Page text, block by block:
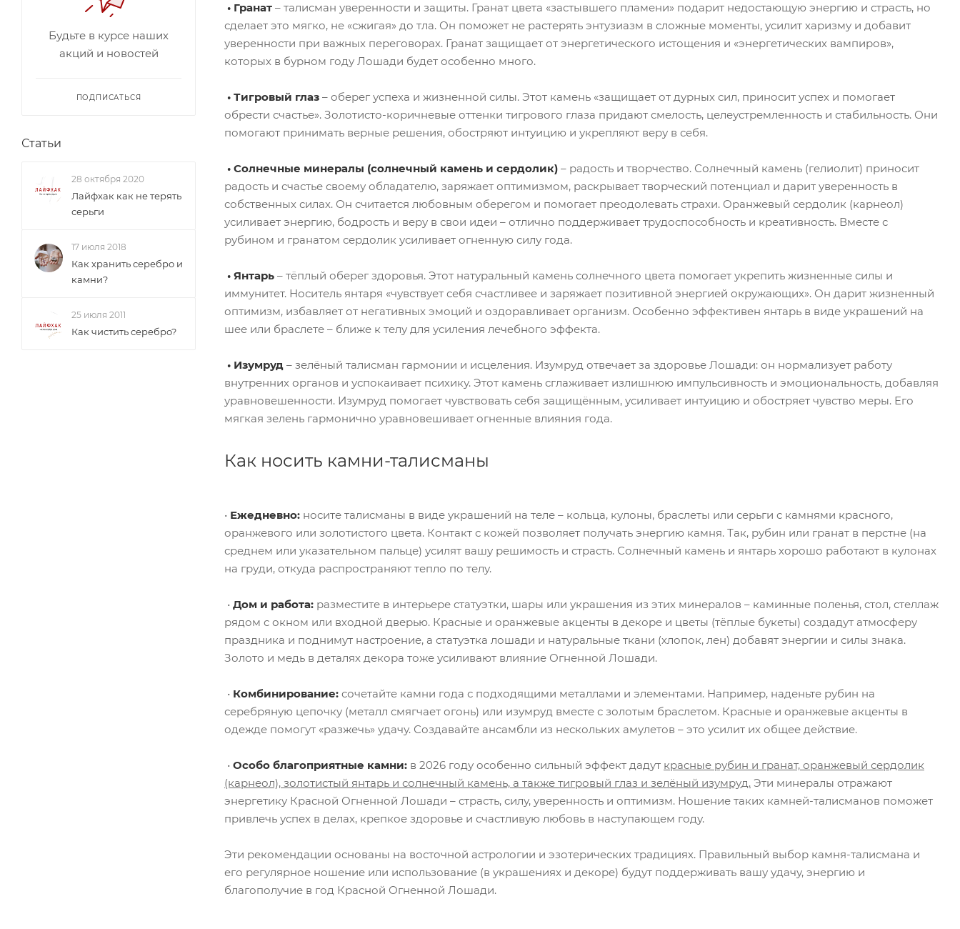
• Гранат – талисман уверенности и защиты. Гранат цвета «застывшего пламени» подарит недостающую энергию и страсть, но
сделает это мягко, не «сжигая» до тла. Он поможет не растерять энтузиазм в сложные моменты, усилит харизму и добавит
уверенности при важных переговорах. Гранат защищает от энергетического истощения и «энергетических вампиров»,
которых в бурном году Лошади будет особенно много.
• Тигровый глаз – оберег успеха и жизненной силы. Этот камень «защищает от дурных сил, приносит успех и помогает
обрести счастье». Золотисто-коричневые оттенки тигрового глаза придают смелость, целеустремленность и стабильность. Они
помогают принимать верные решения, обостряют интуицию и укрепляют веру в себя.
• Солнечные минералы (солнечный камень и сердолик) – радость и творчество. Солнечный камень (гелиолит) приносит
радость и счастье своему обладателю, заряжает оптимизмом, раскрывает творческий потенциал и дарит уверенность в
собственных силах. Он считается любовным оберегом и помогает преодолевать страхи. Оранжевый сердолик (карнеол)
усиливает энергию, бодрость и веру в свои идеи – отлично поддерживает трудоспособность и креативность. Вместе с
рубином и гранатом сердолик усиливает огненную силу года.
• Янтарь – тёплый оберег здоровья. Этот натуральный камень солнечного цвета помогает укрепить жизненные силы и
иммунитет. Носитель янтаря «чувствует себя счастливее и заряжает позитивной энергией окружающих». Он дарит жизненный
оптимизм, избавляет от негативных эмоций и оздоравливает организм. Особенно эффективен янтарь в виде украшений на
шее или браслете – ближе к телу для усиления лечебного эффекта.
• Изумруд – зелёный талисман гармонии и исцеления. Изумруд отвечает за здоровье Лошади: он нормализует работу
внутренних органов и успокаивает психику. Этот камень сглаживает излишнюю импульсивность и эмоциональность, добавляя
уравновешенности. Изумруд помогает чувствовать себя защищённым, усиливает интуицию и обостряет чувство меры. Его
мягкая зелень гармонично уравновешивает огненные влияния года.
Как носить камни-талисманы
• Ежедневно: носите талисманы в виде украшений на теле – кольца, кулоны, браслеты или серьги с камнями красного,
оранжевого или золотистого цвета. Контакт с кожей позволяет получать энергию камня. Так, рубин или гранат в перстне (на
среднем или указательном пальце) усилят вашу решимость и страсть. Солнечный камень и янтарь хорошо работают в кулонах
на груди, откуда распространяют тепло по телу.
• Дом и работа: разместите в интерьере статуэтки, шары или украшения из этих минералов – каминные поленья, стол, стеллаж
рядом с окном или входной дверью. Красные и оранжевые акценты в декоре и цветы (тёплые букеты) создадут атмосферу
праздника и поднимут настроение, а статуэтка лошади и натуральные ткани (хлопок, лен) добавят энергии и силы знака.
Золото и медь в деталях декора тоже усиливают влияние Огненной Лошади.
• Комбинирование: сочетайте камни года с подходящими металлами и элементами. Например, наденьте рубин на
серебряную цепочку (металл смягчает огонь) или изумруд вместе с золотым браслетом. Красные и оранжевые акценты в
одежде помогут «разжечь» удачу. Создавайте ансамбли из нескольких амулетов – это усилит их общее действие.
• Особо благоприятные камни: в 2026 году особенно сильный эффект дадут красные рубин и гранат, оранжевый сердолик
(карнеол), золотистый янтарь и солнечный камень, а также тигровый глаз и зелёный изумруд. Эти минералы отражают
энергетику Красной Огненной Лошади – страсть, силу, уверенность и оптимизм. Ношение таких камней-талисманов поможет
привлечь успех в делах, крепкое здоровье и счастливую любовь в наступающем году.
Эти рекомендации основаны на восточной астрологии и эзотерических традициях. Правильный выбор камня-талисмана и
его регулярное ношение или использование (в украшениях и декоре) будут поддерживать вашу удачу, энергию и
благополучие в год Красной Огненной Лошади.
Будьте в курсе наших
акций и новостей
ПОДПИСАТЬСЯ
Статьи
28 октября 2020
Лайфхак как не терять
серьги
17 июля 2018
Как хранить серебро и
камни?
25 июля 2011
Как чистить серебро?